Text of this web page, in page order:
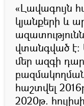
«Լավագույն
կյանքերի և
վտանգված է:
մեր ազգի
հաշտվել
2020թ.